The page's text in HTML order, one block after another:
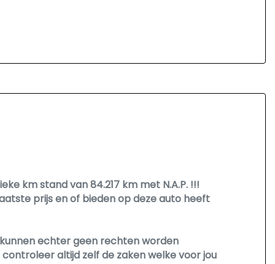
km stand van 84.217 km met N.A.P. !!!
prijs en of bieden op deze auto heeft
echter geen rechten worden
altijd zelf de zaken welke voor jou